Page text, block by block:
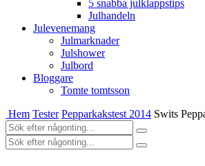
5 snabba julklappstips
Julhandeln
Julevenemang
Julmarknader
Julshower
Julbord
Bloggare
Tomte tomtsson
Hem Tester Pepparkakstest 2014 Swits